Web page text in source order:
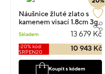
Náušnice žluté zlato s
kamenem visací 1.8cm 3g
Skladem 13 679 Kč
-20% kód:
SRPEN20
10 943 Kč
Koupit s kódem